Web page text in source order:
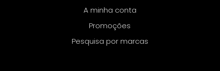
A minha conta
Promoções
Pesquisa por marcas